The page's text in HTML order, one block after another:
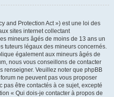
and Protection Act ») est une loi des
sites internet collectant
mineurs âgés de moins de 13 ans un
tuteurs légaux des mineurs concernés.
également aux mineurs âgés de
nous vous conseillons de contacter
renseigner. Veuillez noter que phpBB
ne peuvent pas vous proposer
pas être contactés à ce sujet, excepté
« Qui dois-je contacter à propos de